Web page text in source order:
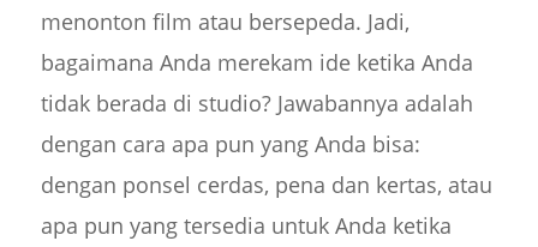
menonton film atau bersepeda. Jadi,
bagaimana Anda merekam ide ketika Anda
tidak berada di studio? Jawabannya adalah
dengan cara apa pun yang Anda bisa:
dengan ponsel cerdas, pena dan kertas, atau
apa pun yang tersedia untuk Anda ketika